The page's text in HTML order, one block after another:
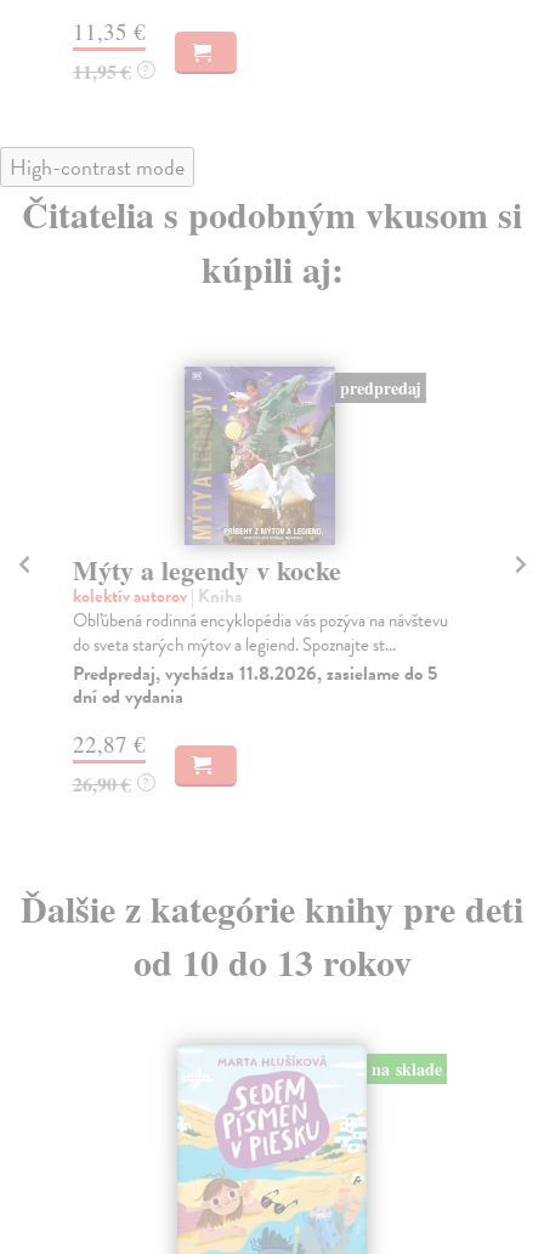
11,35 €
11,95 € ?
High-contrast mode
Čitatelia s podobným vkusom si
kúpili aj:
predpredaj
Mýty a legendy v kocke
kolektív autorov| Kniha
Obľúbená rodinná encyklopédia vás pozýva na návštevu
do sveta starých mýtov a legiend. Spoznajte st...
Predpredaj, vychádza 11.8.2026, zasielame do 5
dní od vydania
22,87 €
26,90 € ?
Ďalšie z kategórie knihy pre deti
od 10 do 13 rokov
na sklade